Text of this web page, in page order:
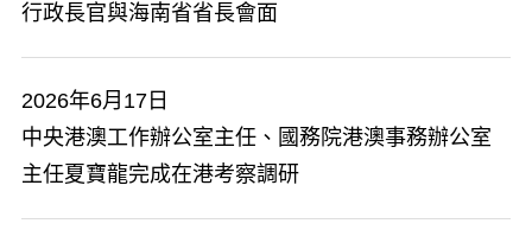
行政長官與海南省省長會面
2026年6月17日
中央港澳工作辦公室主任、國務院港澳事務辦公室
主任夏寶龍完成在港考察調研